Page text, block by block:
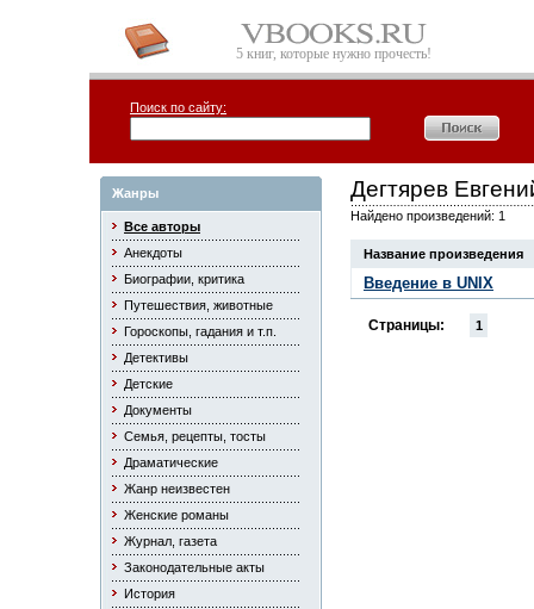
5 книг, которые нужно прочесть!
Поиск по сайту:
Жанры
Все авторы
Анекдоты
Биографии, критика
Путешествия, животные
Гороскопы, гадания и т.п.
Детективы
Детские
Документы
Семья, рецепты, тосты
Драматические
Жанр неизвестен
Женские романы
Журнал, газета
Законодательные акты
История
Дегтярев
Найдено произведений: 1
Название произведения
Введение в UNIX
Страницы: 1